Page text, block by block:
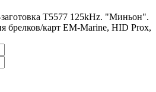
T5577 125kHz. "Миньон".
брелков/карт EM-Marine, HID Prox,